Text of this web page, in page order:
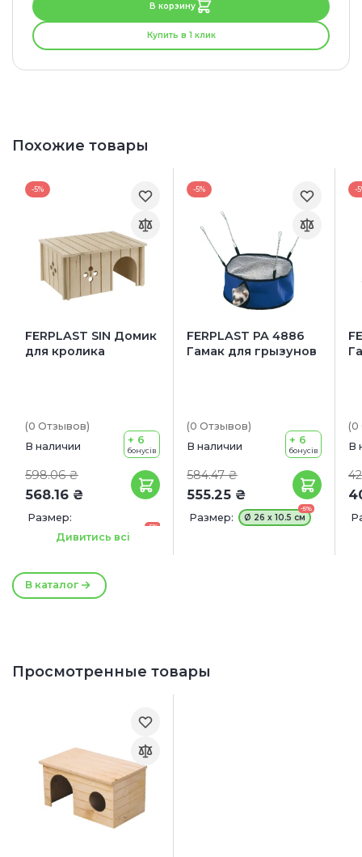
В корзину
Купить в 1 клик
Похожие товары
В каталог
-5%
FERPLAST SIN Домик
для кролика
(0 Отзывов)
В наличии
598.06 ₴
568.16 ₴
+ 6
бонусів
Размер:
-5%
SIN 4646 - 33 х 23.6 х 16 см
Дивитись всі
-5%
FERPLAST PA 4886
Гамак для грызунов
(0 Отзывов)
В наличии
584.47 ₴
555.25 ₴
+ 6
бонусів
Размер:
-5%
Ø 26 х 10.5 см
-
(0
В
Просмотренные товары